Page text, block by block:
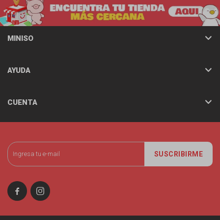
SUSCRIBIRME
 
MINISO
AYUDA
CUENTA